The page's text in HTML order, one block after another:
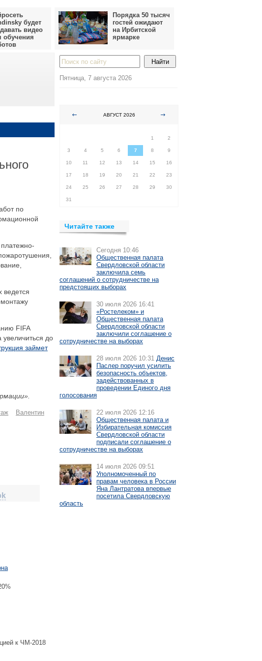
будет
видео
обучения
Порядка 50 тысяч
гостей ожидают
на Ирбитской
ярмарке
по
FIFA
до
займет
Валентин
к ЧМ-2018
Пятница, 7 августа 2026
АВГУСТ 2026
1
2
3 4 5 6 7 8 9
10 11 12 13 14 15 16
17 18 19 20 21 22 23
24 25 26 27 28 29 30
31
Читайте также
Сегодня 10:46
Общественная палата
Свердловской области
заключила семь
соглашений о сотрудничестве на
предстоящих выборах
30 июля 2026 16:41
«Ростелеком» и
Общественная палата
Свердловской области
заключили соглашение о
сотрудничестве на выборах
28 июля 2026 10:31 Денис
Паслер поручил усилить
безопасность объектов,
задействованных в
проведении Единого дня
голосования
22 июля 2026 12:16
Общественная палата и
Избирательная комиссия
Свердловской области
подписали соглашение о
сотрудничестве на выборах
14 июля 2026 09:51
Уполномоченный по
правам человека в России
Яна Лантратова впервые
посетила Свердловскую
область